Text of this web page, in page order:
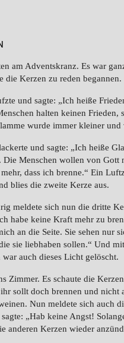
am Adventskranz. Es war
die Kerzen zu reden begannen.
und sagte: „Ich heiße
halten keinen Frieden,
wurde immer kleiner und
und sagte: „Ich heiße
Menschen wollen von Gott
dass ich brenne.“ Ein
blies die zweite Kerze aus.
meldete sich nun die dritte
habe keine Kraft mehr zu
an die Seite. Sie sehen nur
sie liebhaben sollen.“ Und
auch dieses Licht gelöscht.
Zimmer. Es schaute die
sollt doch brennen und nicht
Nun meldete sich auch
„Hab keine Angst!
anderen Kerzen wieder